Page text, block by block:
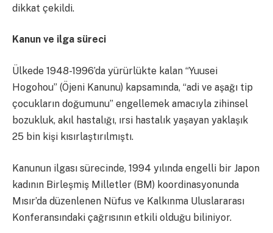
dikkat çekildi.
Kanun ve ilga süreci
Ülkede 1948-1996’da yürürlükte kalan “Yuusei
Hogohou” (Öjeni Kanunu) kapsamında, “adi ve aşağı tip
çocukların doğumunu” engellemek amacıyla zihinsel
bozukluk, akıl hastalığı, ırsi hastalık yaşayan yaklaşık
25 bin kişi kısırlaştırılmıştı.
Kanunun ilgası sürecinde, 1994 yılında engelli bir Japon
kadının Birleşmiş Milletler (BM) koordinasyonunda
Mısır’da düzenlenen Nüfus ve Kalkınma Uluslararası
Konferansındaki çağrısının etkili olduğu biliniyor.